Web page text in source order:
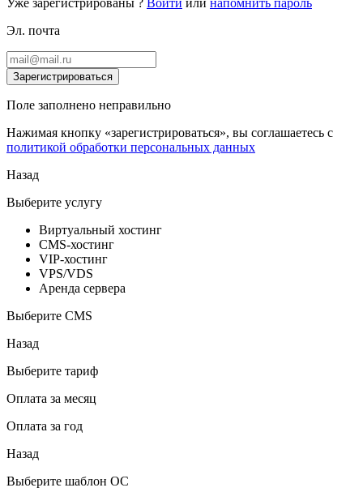
Уже зарегистрированы ? Войти или напомнить пароль
Эл. почта
Зарегистрироваться
Поле заполнено неправильно
Нажимая кнопку «зарегистрироваться», вы соглашаетесь с
политикой обработки персональных данных
Назад
Выберите услугу
Виртуальный хостинг
CMS-хостинг
VIP-хостинг
VPS/VDS
Аренда сервера
Выберите CMS
Назад
Выберите тариф
Оплата за месяц
Оплата за год
Назад
Выберите шаблон ОС